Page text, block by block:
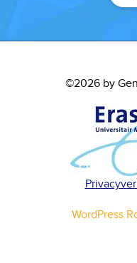
©2026 by
WordPress